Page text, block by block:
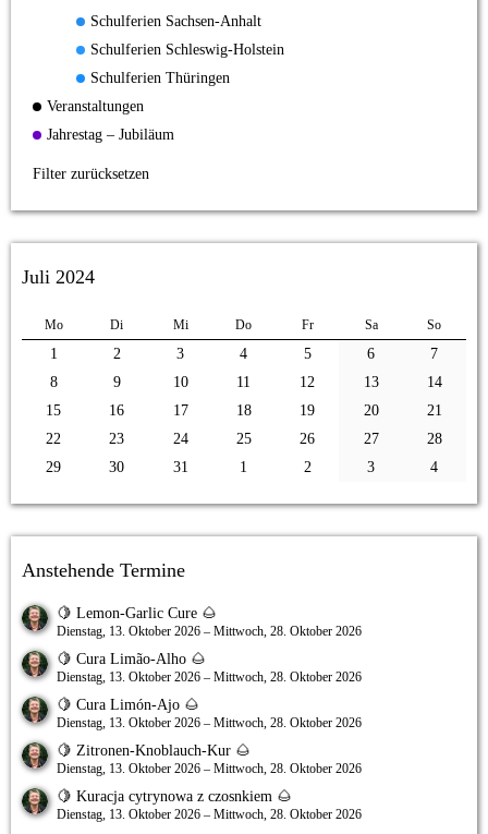
Schulferien Sachsen-Anhalt
Schulferien Schleswig-Holstein
Schulferien Thüringen
Veranstaltungen
Jahrestag – Jubiläum
Filter zurücksetzen
Juli 2024
Mo Di Mi Do Fr Sa So
1 2 3 4 5 6
7
8
9 10 11 12 13
14
15
16 17 18 19 20
21
22
23 24 25 26 27
28
29
30 31 1 2 3 4
Anstehende Termine
🍋 Lemon-Garlic Cure 🌰
Dienstag, 13. Oktober 2026 – Mittwoch, 28. Oktober 2026
🍋 Cura Limão-Alho 🌰
Dienstag, 13. Oktober 2026 – Mittwoch, 28. Oktober 2026
🍋 Cura Limón-Ajo 🌰
Dienstag, 13. Oktober 2026 – Mittwoch, 28. Oktober 2026
🍋 Zitronen-Knoblauch-Kur 🌰
Dienstag, 13. Oktober 2026 – Mittwoch, 28. Oktober 2026
🍋 Kuracja cytrynowa z czosnkiem 🌰
Dienstag, 13. Oktober 2026 – Mittwoch, 28. Oktober 2026